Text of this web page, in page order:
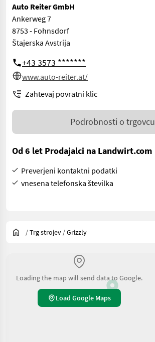
Auto Reiter GmbH
Ankerweg 7
8753 - Fohnsdorf
Štajerska Avstrija
+43 3573 *******
www.auto-reiter.at/
Zahtevaj povratni klic
Podrobnosti o trgovcu
Od 6 let Prodajalci na Landwirt.com
Preverjeni kontaktni podatki
vnesena telefonska številka
/Trg strojev /Grizzly
Loading the map will send data to Google.
Load Google Maps